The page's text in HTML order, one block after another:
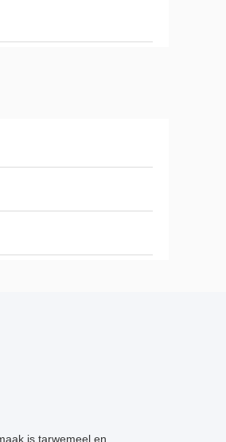
is.tarwemeel en